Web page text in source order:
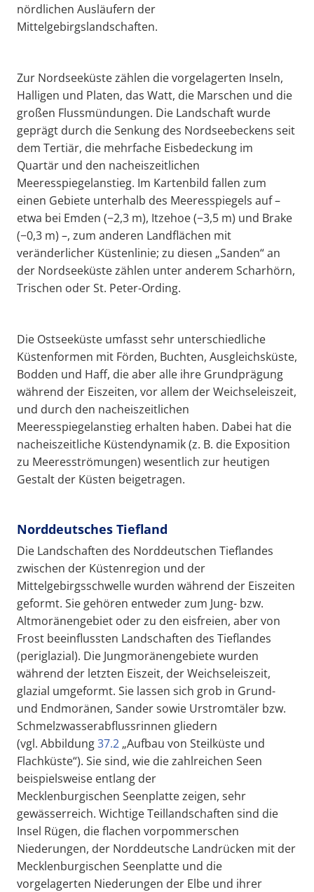
nördlichen Ausläufern der
Mittelgebirgslandschaften.
Zur Nordseeküste zählen die vorgelagerten Inseln,
Halligen und Platen, das Watt, die Marschen und die
großen Flussmündungen. Die Landschaft wurde
geprägt durch die Senkung des Nordseebeckens seit
dem Tertiär, die mehrfache Eisbedeckung im
Quartär und den nacheiszeitlichen
Meeresspiegelanstieg. Im Kartenbild fallen zum
einen Gebiete unterhalb des Meeresspiegels auf –
etwa bei Emden (−2,3 m), Itzehoe (−3,5 m) und Brake
(−0,3 m) –, zum anderen Landflächen mit
veränderlicher Küstenlinie; zu diesen „Sanden“ an
der Nordseeküste zählen unter anderem Scharhörn,
Trischen oder St. Peter-Ording.
Die Ostseeküste umfasst sehr unterschiedliche
Küstenformen mit Förden, Buchten, Ausgleichsküste,
Bodden und Haff, die aber alle ihre Grundprägung
während der Eiszeiten, vor allem der Weichseleiszeit,
und durch den nacheiszeitlichen
Meeresspiegelanstieg erhalten haben. Dabei hat die
nacheiszeitliche Küstendynamik (z. B. die Exposition
zu Meeresströmungen) wesentlich zur heutigen
Gestalt der Küsten beigetragen.
Norddeutsches Tiefland
Die Landschaften des Norddeutschen Tieflandes
zwischen der Küstenregion und der
Mittelgebirgsschwelle wurden während der Eiszeiten
geformt. Sie gehören entweder zum Jung- bzw.
Altmoränengebiet oder zu den eisfreien, aber von
Frost beeinflussten Landschaften des Tieflandes
(periglazial). Die Jungmoränengebiete wurden
während der letzten Eiszeit, der Weichseleiszeit,
glazial umgeformt. Sie lassen sich grob in Grund-
und Endmoränen, Sander sowie Urstromtäler bzw.
Schmelzwasserabflussrinnen gliedern
(vgl. Abbildung37.2 „Aufbau von Steilküste und
Flachküste“). Sie sind, wie die zahlreichen Seen
beispielsweise entlang der
Mecklenburgischen Seenplatte zeigen, sehr
gewässerreich. Wichtige Teillandschaften sind die
Insel Rügen, die flachen vorpommerschen
Niederungen, der Norddeutsche Landrücken mit der
Mecklenburgischen Seenplatte und die
vorgelagerten Niederungen der Elbe und ihrer